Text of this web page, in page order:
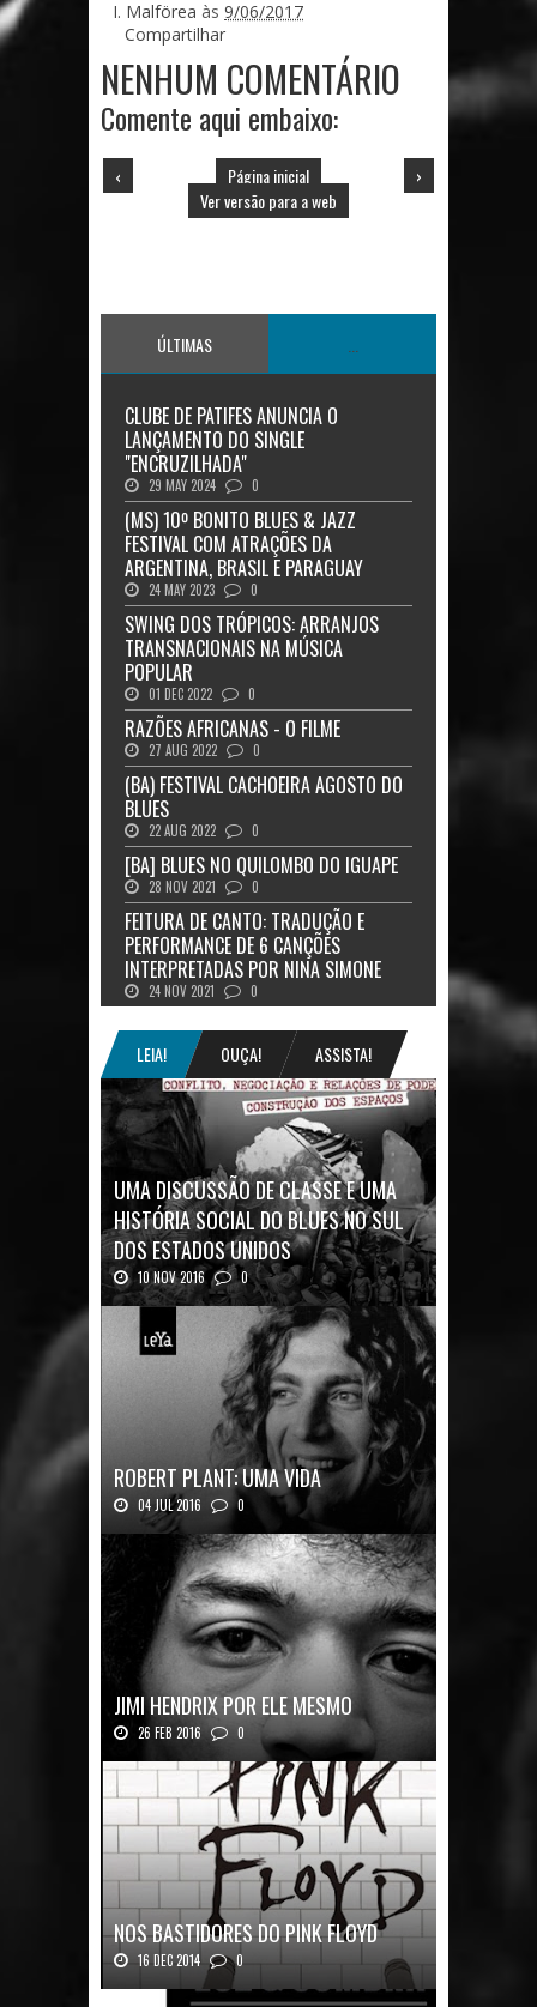
I. Malförea às 9/06/2017
Compartilhar
NENHUM COMENTÁRIO
Comente aqui embaixo:
‹ ›
Página inicial
Ver versão para a web
ÚLTIMAS
CLUBE DE PATIFES ANUNCIA O
LANÇAMENTO DO SINGLE
"ENCRUZILHADA"
29 MAY 2024 0
(MS) 10º BONITO BLUES & JAZZ
FESTIVAL COM ATRAÇÕES DA
ARGENTINA, BRASIL E PARAGUAY
24 MAY 2023 0
SWING DOS TRÓPICOS: ARRANJOS
TRANSNACIONAIS NA MÚSICA
POPULAR
01 DEC 2022 0
RAZÕES AFRICANAS - O FILME
27 AUG 2022 0
(BA) FESTIVAL CACHOEIRA AGOSTO DO
BLUES
22 AUG 2022 0
[BA] BLUES NO QUILOMBO DO IGUAPE
28 NOV 2021 0
FEITURA DE CANTO: TRADUÇÃO E
PERFORMANCE DE 6 CANÇÕES
INTERPRETADAS POR NINA SIMONE
24 NOV 2021 0
LEIA! OUÇA! ASSISTA!
UMA DISCUSSÃO DE CLASSE E UMA
HISTÓRIA SOCIAL DO BLUES NO SUL
DOS ESTADOS UNIDOS
10 NOV 2016 0
Mais uma ótima oportunidade de se
ROBERT PLANT: UMA VIDA
04 JUL 2016 0
Robert Plant, o vocalista do Led Zeppeli...
JIMI HENDRIX POR ELE MESMO
26 FEB 2016 0
Texto histórico expõe a mente do mestre J...
NOS BASTIDORES DO PINK FLOYD
16 DEC 2014 0
Nos Bastidores do Pink Floyd Autor: Mark B...